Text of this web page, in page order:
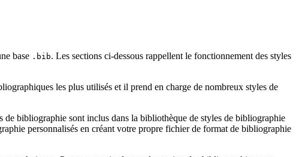
base .bib. Les sections ci-dessous rappellent le fonctionnement des styles
les plus utilisés et il prend en charge de nombreux styles de
bibliographie sont inclus dans la bibliothèque de styles de bibliographie
personnalisés en créant votre propre fichier de format de bibliographie